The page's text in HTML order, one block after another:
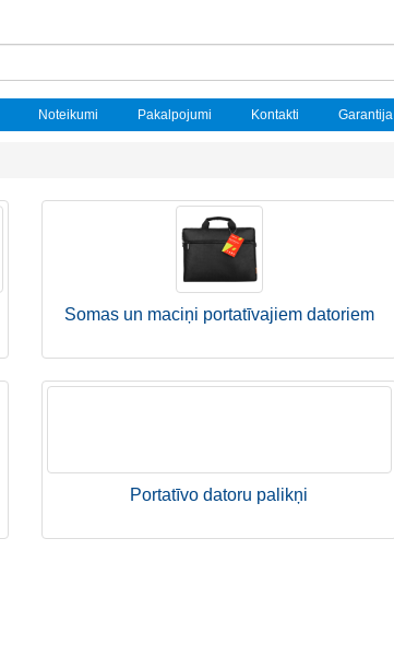
Noteikumi Pakalpojumi Kontakti Garantija
Somas un maciņi portatīvajiem datoriem
Portatīvo datoru palikņi